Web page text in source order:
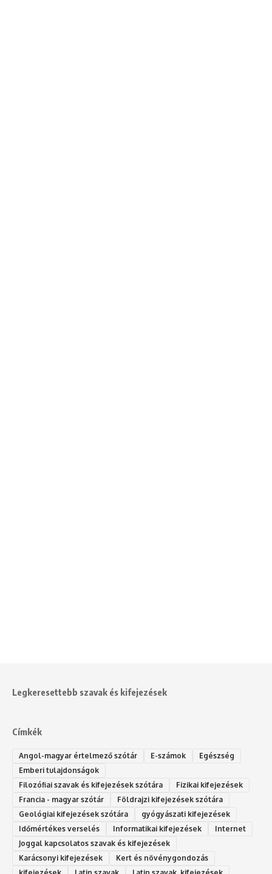
Legkeresettebb szavak és kifejezések
Címkék
Angol-magyar értelmező szótár E-számok
Egészség
Emberi tulajdonságok
Filozófiai szavak és kifejezések szótára
Fizikai kifejezések
Francia - magyar szótár
Földrajzi kifejezések szótára
Geológiai kifejezések szótára
gyógyászati kifejezések
Időmértékes verselés
Informatikai kifejezések
Internet
Joggal kapcsolatos szavak és kifejezések
Karácsonyi kifejezések
Kert és növénygondozás